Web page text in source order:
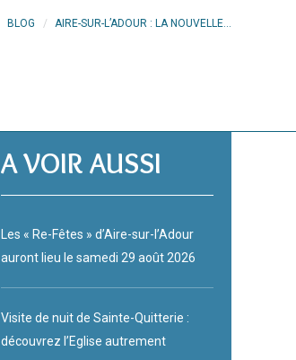
BLOG AIRE-SUR-L’ADOUR : LA NOUVELLE...
A VOIR AUSSI
Les « Re-Fêtes » d’Aire-sur-l’Adour
auront lieu le samedi 29 août 2026
Visite de nuit de Sainte-Quitterie :
découvrez l’Eglise autrement